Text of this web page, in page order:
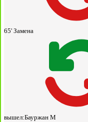
65' Замена
вышел:Бауржан М